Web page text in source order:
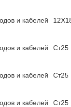
и кабелей
и кабелей Ст25
и кабелей Ст25
и кабелей Ст25